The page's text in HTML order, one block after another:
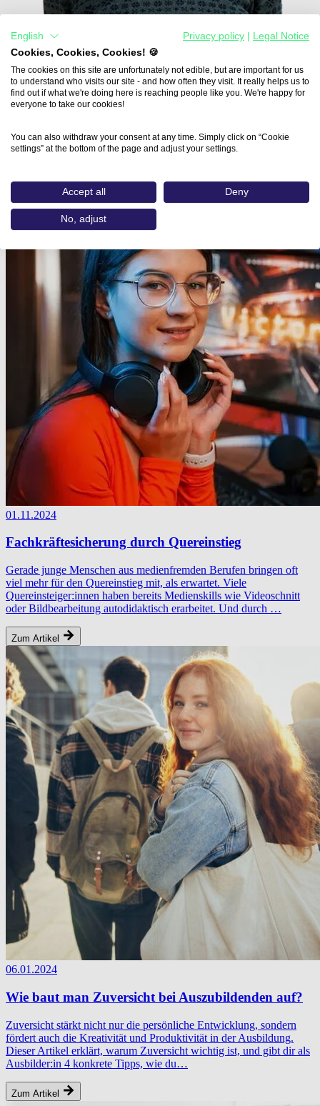
Insa Wiese
Senior Partner- und Projektmanagerin
Email
LinkedIn
01.11.2024
Fachkräftesicherung durch Quereinstieg
Gerade junge Menschen aus medienfremden Berufen bringen oft
viel mehr für den Quereinstieg mit, als erwartet. Viele
Quereinsteiger:innen haben bereits Medienskills wie Videoschnitt
oder Bildbearbeitung autodidaktisch erarbeitet. Und durch …
Zum Artikel
06.01.2024
Wie baut man Zuversicht bei Auszubildenden auf?
Zuversicht stärkt nicht nur die persönliche Entwicklung, sondern
fördert auch die Kreativität und Produktivität in der Ausbildung.
Dieser Artikel erklärt, warum Zuversicht wichtig ist, und gibt dir als
Ausbilder:in 4 konkrete Tipps, wie du…
Zum Artikel
English Privacy policy
Legal Notice
Cookies, Cookies, Cookies! 🍪
The cookies on this site are unfortunately not edible, but are important for us
to understand who visits our site - and how often they visit. It really helps us to
find out if what we're doing here is reaching people like you. We're happy for
everyone to take our cookies!
You can also withdraw your consent at any time. Simply click on “Cookie
settings” at the bottom of the page and adjust your settings.
Accept all Deny
No, adjust